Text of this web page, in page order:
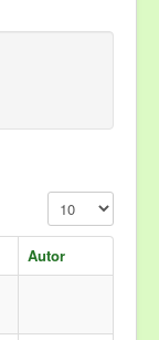
Exibir #
Autor